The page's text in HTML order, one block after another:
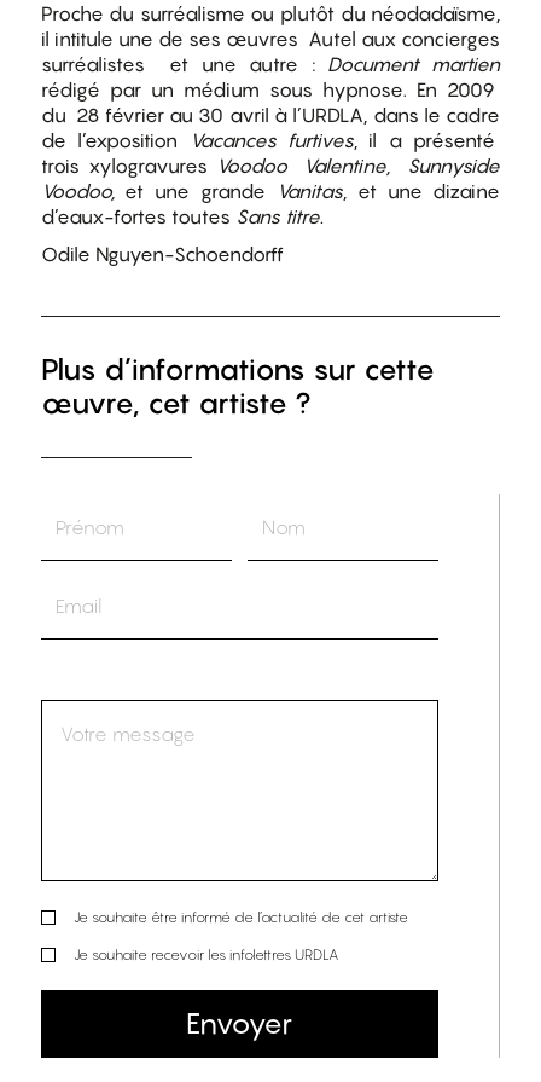
Proche du surréalisme ou plutôt du néodadaïsme,
il intitule une de ses œuvres Autel aux concierges
surréalistes et une autre : Document martien
rédigé par un médium sous hypnose. En 2009
du 28 février au 30 avril à l’URDLA, dans le cadre
de l’exposition
Vacances furtives, il a présenté
trois xylogravures Voodoo Valentine, Sunnyside
Voodoo,et une grande Vanitas, et une dizaine
d’eaux-fortes toutes Sans titre.
Odile Nguyen-Schoendorff
Plus d’informations sur cette
œuvre, cet artiste ?
Je souhaite être informé de l’actualité de cet artiste
Je souhaite recevoir les infolettres URDLA
Envoyer